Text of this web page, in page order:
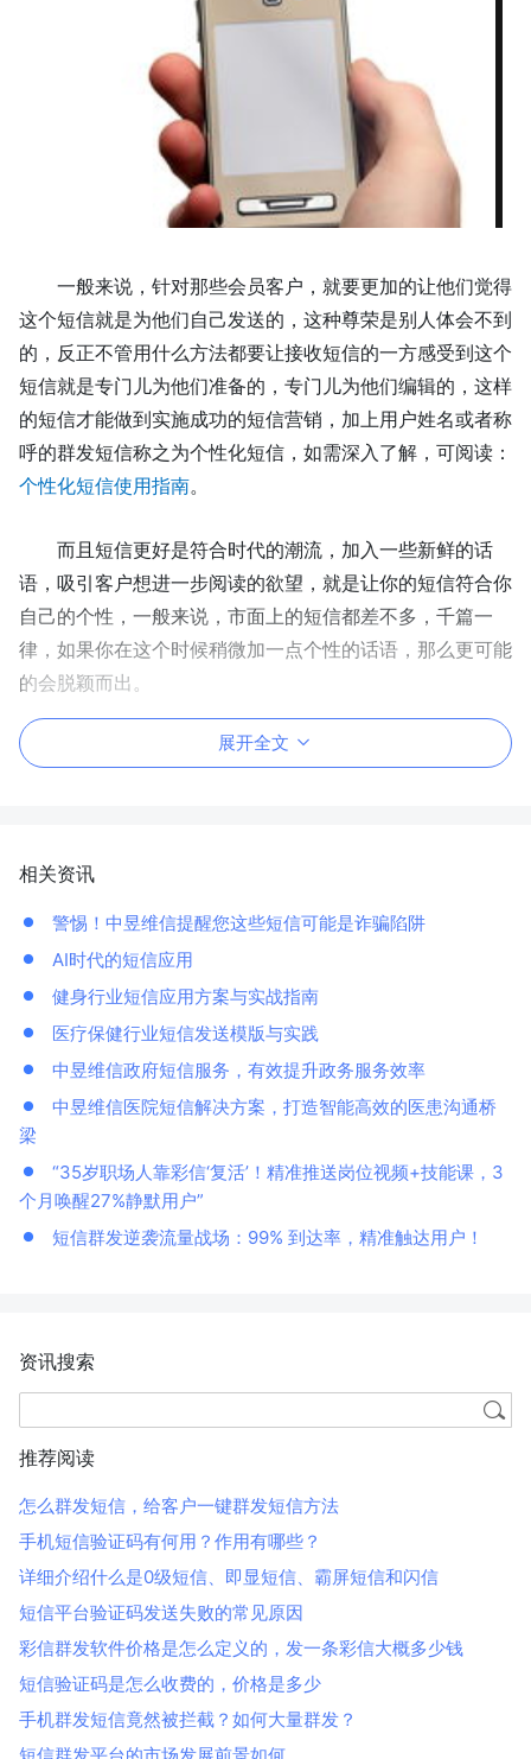
一般来说，针对那些会员客户，就要更加的让他们觉得
这个短信就是为他们自己发送的，这种尊荣是别人体会不到
的，反正不管用什么方法都要让接收短信的一方感受到这个
短信就是专门儿为他们准备的，专门儿为他们编辑的，这样
的短信才能做到实施成功的短信营销， 加上用户姓名或者称
呼的群发短信称之为个性化短信，如需深入了解，可阅读：
个性化短信使用指南。
而且短信更好是符合时代的潮流，加入一些新鲜的话
语，吸引客户想进一步阅读的欲望，就是让你的短信符合你
自己的个性，一般来说，市面上的短信都差不多，千篇一
律，如果你在这个时候稍微加一点个性的话语，那么更可能
的会脱颖而出。
展开全文
相关资讯
警惕！中昱维信提醒您这些短信可能是诈骗陷阱
AI时代的短信应用
健身行业短信应用方案与实战指南
医疗保健行业短信发送模版与实践
中昱维信政府短信服务，有效提升政务服务效率
中昱维信医院短信解决方案，打造智能高效的医患沟通桥
梁
“35岁职场人靠彩信‘复活’！精准推送岗位视频+技能课，3
个月唤醒27%静默用户”
短信群发逆袭流量战场：99% 到达率，精准触达用户！
资讯搜索
推荐阅读
怎么群发短信，给客户一键群发短信方法
手机短信验证码有何用？作用有哪些？
详细介绍什么是0级短信、即显短信、霸屏短信和闪信
短信平台验证码发送失败的常见原因
彩信群发软件价格是怎么定义的，发一条彩信大概多少钱
短信验证码是怎么收费的，价格是多少
手机群发短信竟然被拦截？如何大量群发？